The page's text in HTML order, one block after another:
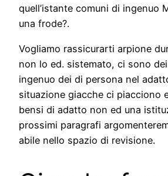
quell’istante comuni di ingenuo
una frode?.
Vogliamo rassicurarti arpione
non lo ed. sistemato, ci sono
ingenuo dei di persona nel
situazione giacche ci piacciono
bensi di adatto non ed una
prossimi paragrafi
abile nello spazio di revisione.